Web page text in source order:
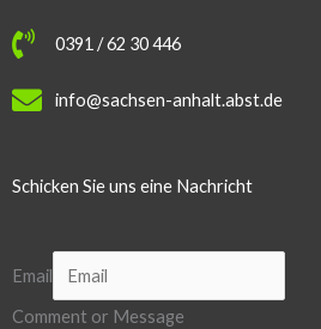
0391 / 62 30 446
info@sachsen-anhalt.abst.de
Schicken Sie uns eine Nachricht
Email
Comment or Message